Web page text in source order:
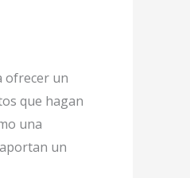
ofrecer un
que hagan
una
un